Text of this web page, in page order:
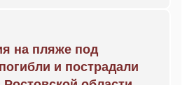
на пляже под
и пострадали